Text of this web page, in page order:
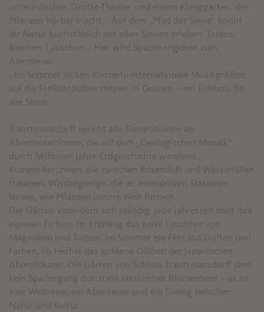
unterirdischen Grotte-Theater und einem Klanggarten, der
Pflanzen hörbar macht. - Auf dem „Pfad der Sinne“ könnt
ihr Natur buchstäblich mit allen Sinnen erleben: Tasten,
Riechen, Lauschen – hier wird Spazierengehen zum
Abenteuer.
- Im Sommer locken Konzerte internationale Musikgrößen
auf die Freilichtbühne mitten im Grünen – ein Erlebnis für
alle Sinne.
Trauttmansdorff spricht alle Generationen an:
Abenteurer:innen, die auf dem „Geologischen Mosaik“
durch Millionen Jahre Erdgeschichte wandern.
Romantiker:innen, die zwischen Rosenduft und Wasserfällen
träumen. Wissbegierige, die an interaktiven Stationen
lernen, wie Pflanzen unsere Welt formen.
Die Gärten verändern sich ständig. Jede Jahreszeit malt ihre
eigenen Farben: Im Frühling das zarte Leuchten von
Magnolien und Tulpen, im Sommer ein Fest aus Düften und
Farben, im Herbst das goldene Glühen der japanischen
Ahornbäume. Die Gärten von Schloss Trauttmansdorff sind
kein Spaziergang durch ein klassisches Blumenbeet – es ist
eine Weltreise, ein Abenteuer und ein Dialog zwischen
Natur und Kultur.